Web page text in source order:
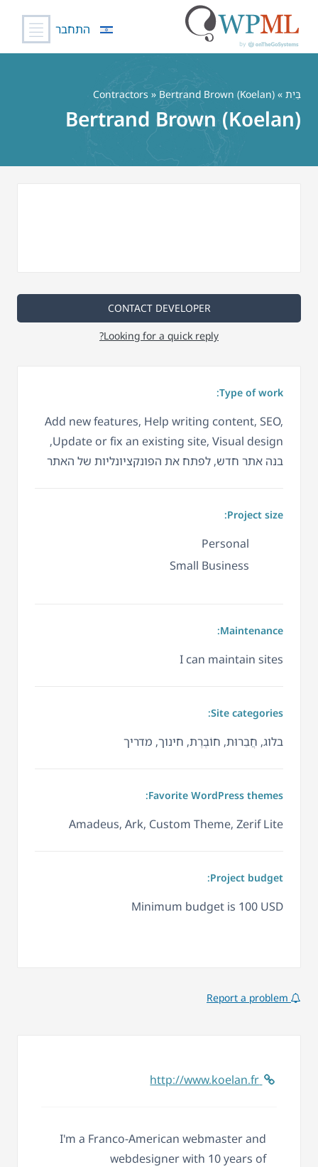
התחבר
בַּיִת »
Contractors » Bertrand Brown (Koelan)
Bertrand Brown (Koelan)
CONTACT DEVELOPER
Looking for a quick reply?
Type of work:
Add new features, Help writing content, SEO,
Update or fix an existing site, Visual design,
בנה אתר חדש, לפתח את הפונקציונליות של האתר
Project size:
Personal
Small Business
Maintenance:
I can maintain sites
Site categories:
בלוג, חֲבֵרוּת, חוֹבֶרֶת, חינוך, מדריך
Favorite WordPress themes:
Amadeus, Ark, Custom Theme, Zerif Lite
Project budget:
Minimum budget is 100 USD
I'm a Franco-American webmaster and
webdesigner with 10 years of